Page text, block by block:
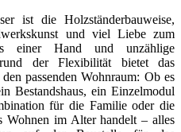
ist die Holzständerbauweise,
und viel Liebe zum
einer Hand und unzählige
der Flexibilität bietet das
passenden Wohnraum: Ob es
Bestandshaus, ein Einzelmodul
für die Familie oder die
Wohnen im Alter handelt – alles